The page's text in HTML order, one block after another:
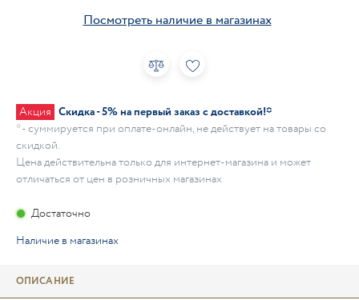
Посмотреть наличие в магазинах
Акция Скидка - 5% на первый заказ с доставкой!*
* - суммируется при оплате-онлайн, не действует на товары со
скидкой.
Цена действительна только для интернет-магазина и может
отличаться от цен в розничных магазинах
Достаточно
Наличие в магазинах
ОПИСАНИЕ